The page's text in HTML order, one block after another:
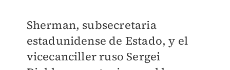
Sherman, subsecretaria
estadunidense de Estado, y el
vicecanciller ruso Sergei